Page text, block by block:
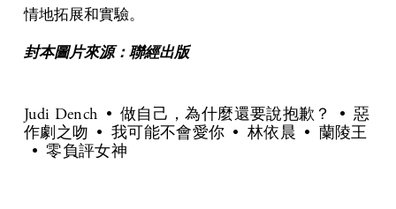
情地拓展和實驗。
封本圖片來源：聯經出版
Judi Dench 做自己，為什麼還要說抱歉？
惡
作劇之吻
我可能不會愛你 林依晨
蘭陵王
零負評女神